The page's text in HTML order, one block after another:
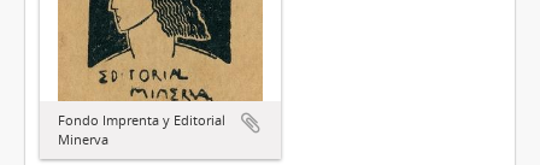
Fondo Imprenta y Editorial
Minerva